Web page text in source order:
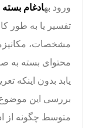
ورود به ادغام بسته UML 2.0
تفسیر یا به طور
مشخصات،
محتوای بسته به
یابد بدون اینکه
بررسی این موضوع
متوسط چگونه از